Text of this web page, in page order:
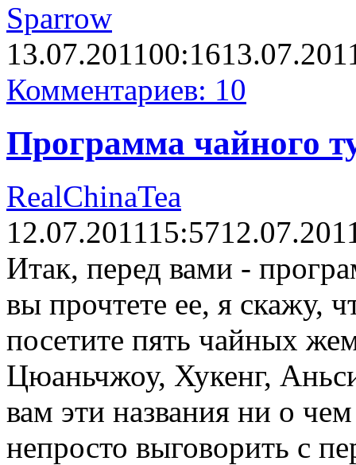
Sparrow
13.07.201100:16
Комментариев: 10
Программа чайного
RealChinaTea
12.07.201115:57
Итак, перед вами -
вы прочтете ее, я скажу,
посетите пять чайных
Цюаньчжоу, Хукенг,
вам эти названия ни о
непросто выговорить с